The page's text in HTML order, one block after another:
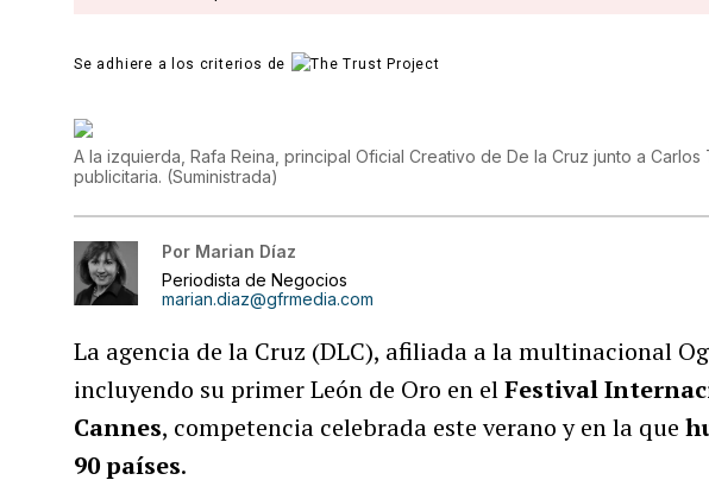
Se adhiere a los criterios de
A la izquierda, Rafa Reina, principal Oficial Creativo de De la Cruz junto a
publicitaria. (Suministrada)
Por Marian Díaz
Periodista de Negocios
marian.diaz@gfrmedia.com
La agencia de la Cruz (DLC), afiliada a la multinacional
incluyendo su primer León de Oro en elFestival
Cannes, competencia celebrada este verano y en la que
90 países.